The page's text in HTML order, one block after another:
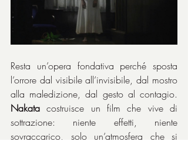
Resta un’opera fondativa perché sposta
l’orrore dal visibile all’invisibile, dal mostro
Nakata costruisce un film che vive di
sottrazione: niente effetti, niente
sovraccarico, solo un’atmosfera che si